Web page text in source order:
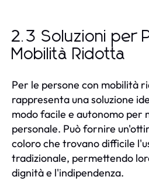
2.3 Soluzioni per
Mobilità Ridotta
Per le persone con mobilità
rappresenta una soluzione
modo facile e autonomo per
personale. Può fornire
coloro che trovano difficile
tradizionale, permettendo
dignità e l'indipendenza.